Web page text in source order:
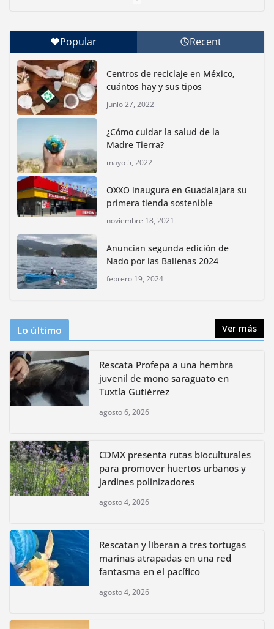
Con jornada informativa, Profepa y Humane World
for Animals buscan inhibir tráfico de aves
junio 15, 2026
Inauguran nuevo Embarcadero Cuemanco para
reactivar la zona lacustre de Xochimilco
junio 4, 2026
Rompe CDMX récords Reto Naturalista Urbano 2026 y
lidera la biodiversidad nacional
mayo 18, 2026
bioculturales para promover
huertos urbanos y jardines
polinizadores
Popular Recent
Centros de reciclaje en México,
cuántos hay y sus tipos
junio 27, 2022
¿Cómo cuidar la salud de la
Madre Tierra?
mayo 5, 2022
OXXO inaugura en Guadalajara su
primera tienda sostenible
noviembre 18, 2021
Anuncian segunda edición de
Nado por las Ballenas 2024
febrero 19, 2024
Lo último Ver más
Rescata Profepa a una hembra
juvenil de mono saraguato en
Tuxtla Gutiérrez
agosto 6, 2026
CDMX presenta rutas bioculturales
para promover huertos urbanos y
jardines polinizadores
agosto 4, 2026
Rescatan y liberan a tres tortugas
marinas atrapadas en una red
fantasma en el pacífico
agosto 4, 2026